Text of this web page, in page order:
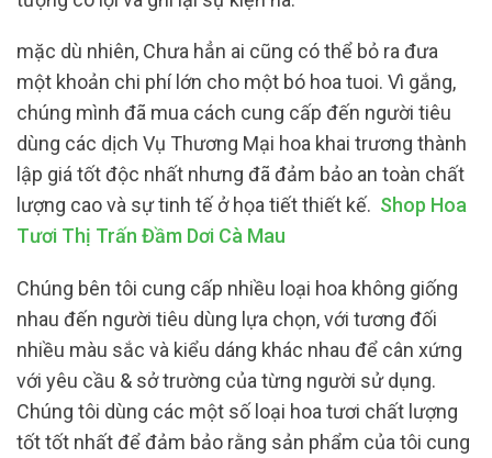
mặc dù nhiên, Chưa hẳn ai cũng có thể bỏ ra đưa
một khoản chi phí lớn cho một bó hoa tuoi. Vì gắng,
chúng mình đã mua cách cung cấp đến người tiêu
dùng các dịch Vụ Thương Mại hoa khai trương thành
lập giá tốt độc nhất nhưng đã đảm bảo an toàn chất
lượng cao và sự tinh tế ở họa tiết thiết kế. Shop Hoa
Tươi Thị Trấn Đầm Dơi Cà Mau
Chúng bên tôi cung cấp nhiều loại hoa không giống
nhau đến người tiêu dùng lựa chọn, với tương đối
nhiều màu sắc và kiểu dáng khác nhau để cân xứng
với yêu cầu & sở trường của từng người sử dụng.
Chúng tôi dùng các một số loại hoa tươi chất lượng
tốt tốt nhất để đảm bảo rằng sản phẩm của tôi cung